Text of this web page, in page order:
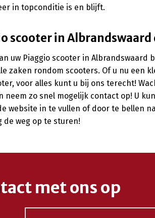
in topconditie is en blijft.
scooter in
uw Piaggio scooter in Albrandswaard
zaken rondom scooters. Of u nu een
voor alles kunt u bij ons terecht!
neem zo snel mogelijk contact op! U
website in te vullen of door te bellen
de weg op te sturen!
met ons op